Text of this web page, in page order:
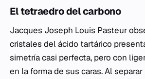
El tetraedro del carbono
Jacques Joseph Louis Pasteur
cristales del ácido tartárico
simetría casi perfecta, pero con
en la forma de sus caras. Al